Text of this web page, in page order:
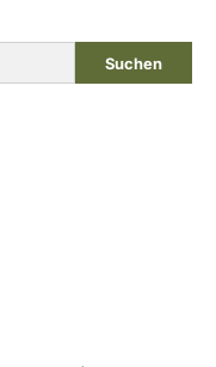
Suchen